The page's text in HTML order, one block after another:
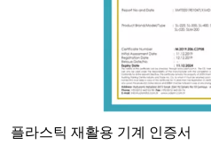
플라스틱 재활용 기계 인증서